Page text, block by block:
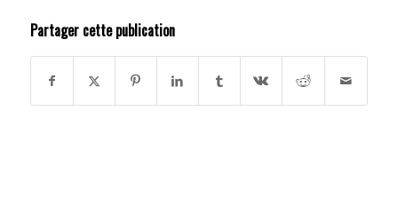
Partager cette publication